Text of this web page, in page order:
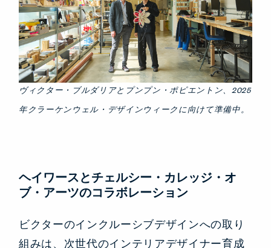
ヴィクター・ブルダリアとプンプン・ポピエントン、2025
年クラーケンウェル・デザインウィークに向けて準備中。
ヘイワースとチェルシー・カレッジ・オ
ブ・アーツのコラボレーション
ビクターのインクルーシブデザインへの取り
組みは、次世代のインテリアデザイナー育成